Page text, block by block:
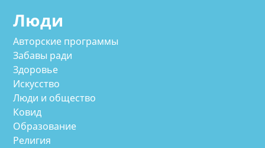
Люди
Авторские программы
Забавы ради
Здоровье
Искусство
Люди и общество
Ковид
Образование
Религия